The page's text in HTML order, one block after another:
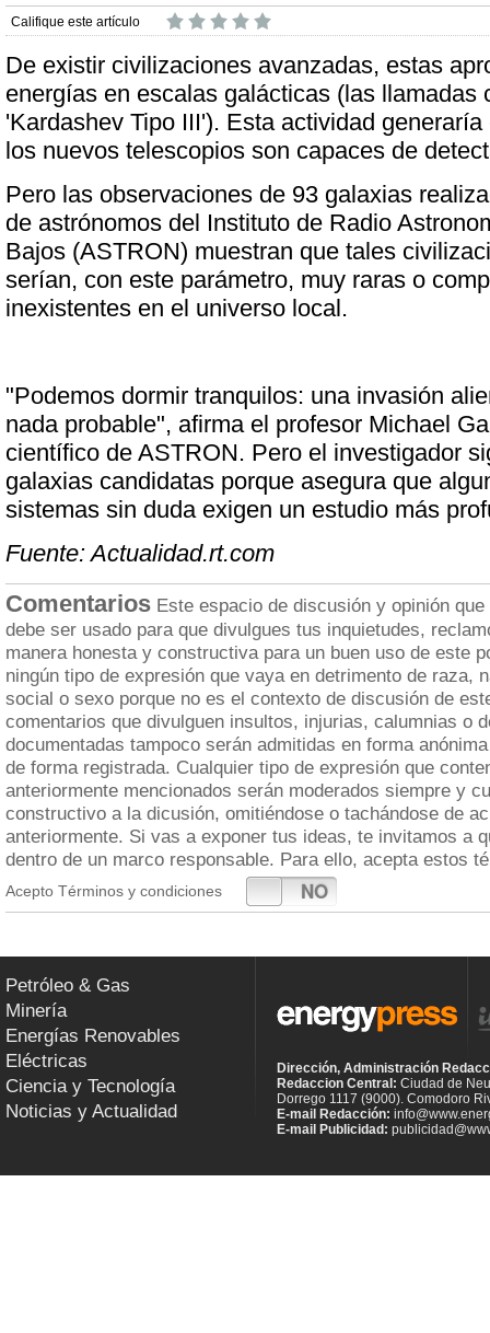
Califique este artículo
De existir civilizaciones avanzadas, estas
energías en escalas galácticas (las llamadas
'Kardashev Tipo III'). Esta actividad
los nuevos telescopios son capaces de
Pero las observaciones de 93 galaxias
de astrónomos del Instituto de Radio
Bajos (ASTRON) muestran que tales
serían, con este parámetro, muy raras o
inexistentes en el universo local.
"Podemos dormir tranquilos: una invasión
nada probable", afirma el profesor Michael
científico de ASTRON. Pero el investigador
galaxias candidatas porque asegura que
sistemas sin duda exigen un estudio más
Fuente: Actualidad.rt.com
Comentarios Este espacio de discusión y opinión
debe ser usado para que divulgues tus inquietudes,
manera honesta y constructiva para un buen uso de este
ningún tipo de expresión que vaya en detrimento de raza,
social o sexo porque no es el contexto de discusión de
comentarios que divulguen insultos, injurias, calumnias o
documentadas tampoco serán admitidas en forma
de forma registrada. Cualquier tipo de expresión que
anteriormente mencionados serán moderados siempre y
constructivo a la dicusión, omitiéndose o tachándose de
anteriormente. Si vas a exponer tus ideas, te invitamos a
dentro de un marco responsable. Para ello, acepta estos
Acepto Términos y condiciones NO
SI
Petróleo & Gas
Minería
Energías Renovables
Eléctricas
Ciencia y Tecnología
Noticias y Actualidad
Dirección, Administración
Redaccion Central: Ciudad de
Dorrego 1117 (9000). Comodoro
E-mail Redacción:
E-mail Publicidad: